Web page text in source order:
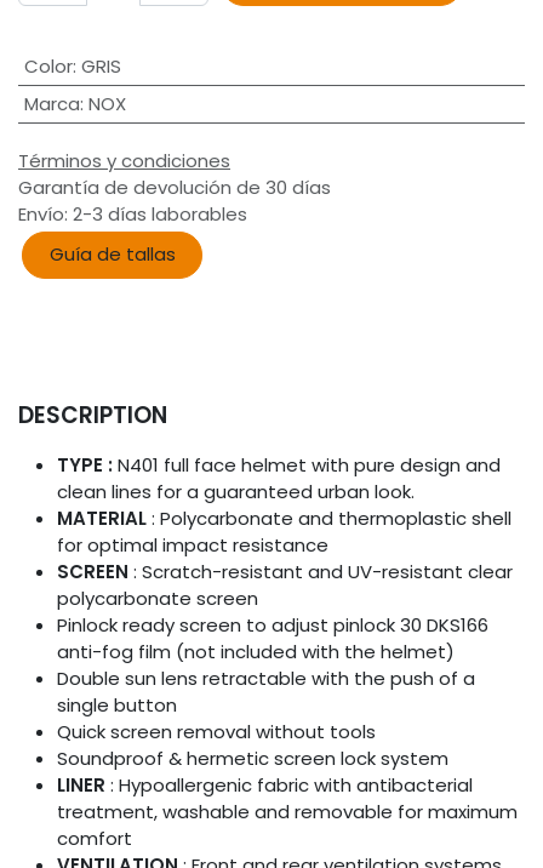
Color: GRIS
Marca: NOX
Términos y condiciones
Garantía de devolución de 30 días
Envío: 2-3 días laborables
Guía de tallas
DESCRIPTION
TYPE :N401 full face helmet with pure design and
clean lines for a guaranteed urban look.
MATERIAL: Polycarbonate and thermoplastic shell
for optimal impact resistance
SCREEN : Scratch-resistant and UV-resistant clear
polycarbonate screen
Pinlock ready screen to adjust pinlock 30 DKS166
anti-fog film (not included with the helmet)
Double sun lens retractable with the push of a
single button
Quick screen removal without tools
Soundproof & hermetic screen lock system
LINER : Hypoallergenic fabric with antibacterial
treatment, washable and removable for maximum
comfort